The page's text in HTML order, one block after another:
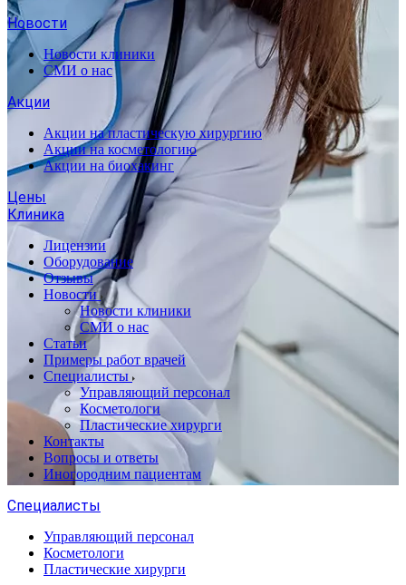
Новости
Новости клиники
СМИ о нас
Акции
Акции на пластическую хирургию
Акции на косметологию
Акции на биохакинг
Цены
Клиника
Лицензии
Оборудование
Отзывы
Новости
Новости клиники
СМИ о нас
Статьи
Примеры работ врачей
Специалисты
Управляющий персонал
Косметологи
Пластические хирурги
Контакты
Вопросы и ответы
Иногородним пациентам
Специалисты
Управляющий персонал
Косметологи
Пластические хирурги